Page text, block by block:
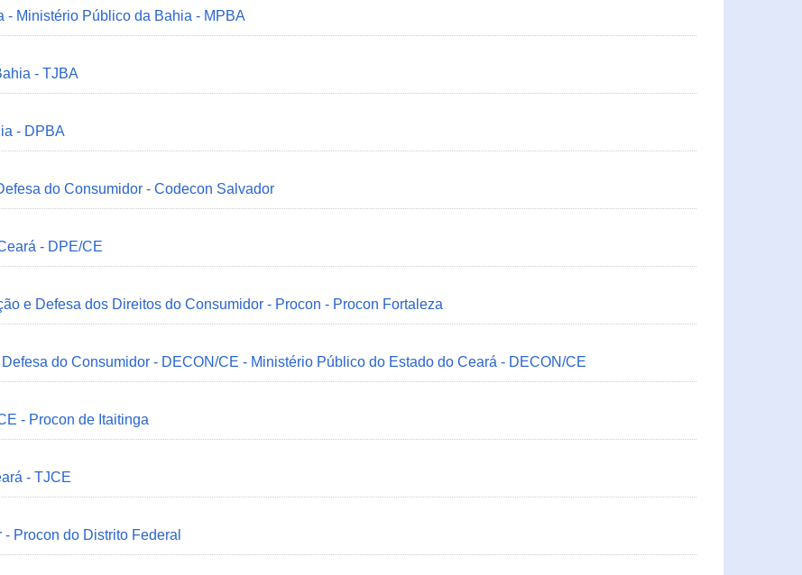
- Ministério Público da Bahia - MPBA
- TJBA
- DPBA
do Consumidor - Codecon Salvador
- DPE/CE
e Defesa dos Direitos do Consumidor - Procon - Procon Fortaleza
do Consumidor - DECON/CE - Ministério Público do Estado do Ceará - DECON/CE
- Procon de Itaitinga
- TJCE
Procon do Distrito Federal